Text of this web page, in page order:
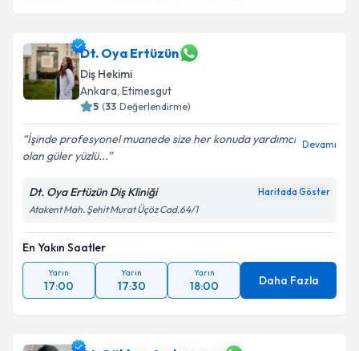
Dt. Oya Ertüzün
Diş Hekimi
Ankara, Etimesgut
5 (33 Değerlendirme)
İşinde profesyonel muanede size her konuda yardımcı
olan güler yüzlü...
Devamı
Dt. Oya Ertüzün Diş Kliniği Haritada Göster
Atakent Mah. Şehit Murat Üçöz Cad.64/1
En Yakın Saatler
Yarın
17:00
Yarın
17:30
Yarın
18:00 Daha Fazla